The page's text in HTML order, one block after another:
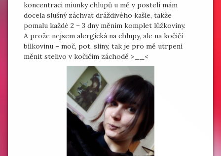
koncentraci miunky chlupů u mě v posteli mám
docela slušný záchvat dráždivého kašle, takže
pomalu každé 2 – 3 dny měním komplet lůžkoviny.
A prože nejsem alergická na chlupy, ale na kočičí
bílkovinu – moč, pot, sliny, tak je pro mě utrpení
měnit stelivo v kočičím záchodě >__<